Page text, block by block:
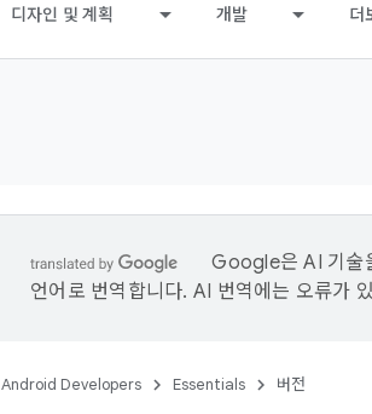
디자인 및 계획 개발 더
Google은 AI 기술
언어로 번역합니다. AI 번역에는 오류가
Android Developers Essentials 버전